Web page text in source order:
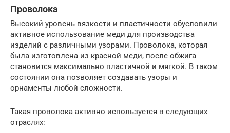
Проволока
Высокий уровень вязкости и пластичности обусловили
активное использование меди для производства
изделий с различными узорами. Проволока, которая
была изготовлена из красной меди, после обжига
становится максимально пластичной и мягкой. В таком
состоянии она позволяет создавать узоры и
орнаменты любой сложности.
Такая проволока активно используется в следующих
отраслях: